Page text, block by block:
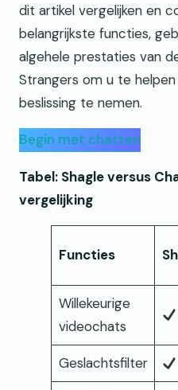
dit artikel vergelijken en
belangrijkste functies,
algehele prestaties van
Strangers om u te
beslissing te nemen.
Begin met chatten
Tabel: Shagle versus
vergelijking
Functies
Willekeurige
videochats
Geslachtsfilter